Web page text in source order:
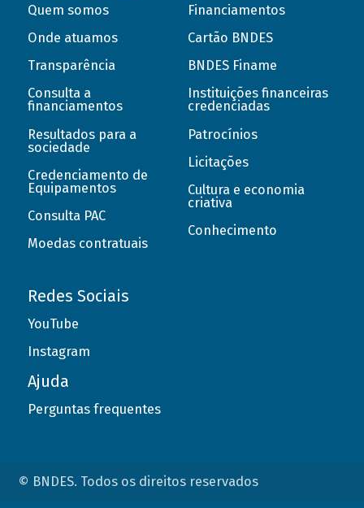
Quem somos
Onde atuamos
Transparência
Consulta a
financiamentos
Resultados para a
sociedade
Credenciamento de
Equipamentos
Consulta PAC
Moedas contratuais
Financiamentos
Cartão BNDES
BNDES Finame
Instituições financeiras
credenciadas
Patrocínios
Licitações
Cultura e economia
criativa
Conhecimento
Redes Sociais
YouTube
Instagram
Ajuda
Perguntas frequentes
© BNDES. Todos os direitos reservados